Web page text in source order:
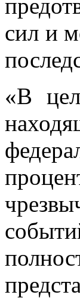
сил и
«В